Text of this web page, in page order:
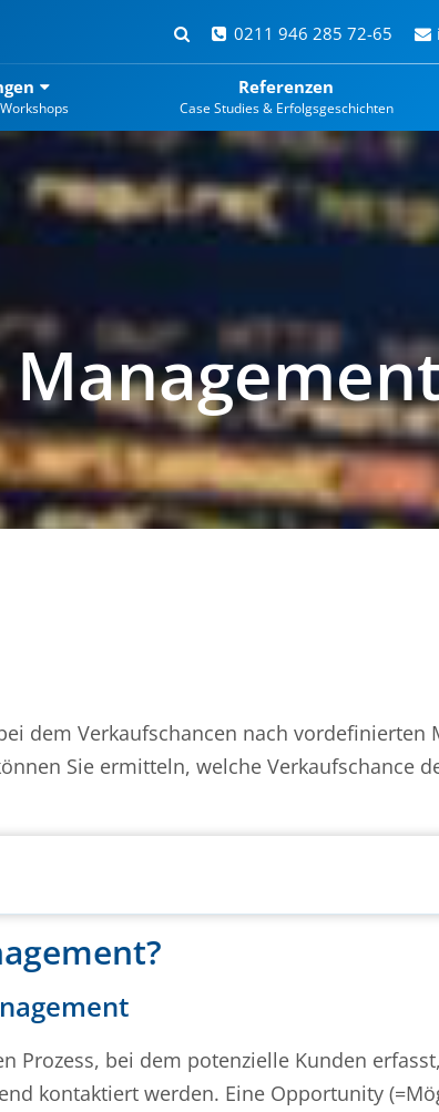
0211 946 285 72-65
Referenzen
Case Studies & Erfolgsgeschichten
dem Verkaufschancen nach vordefinierten
Sie ermitteln, welche Verkaufschance
Prozess, bei dem potenzielle Kunden
kontaktiert werden. Eine Opportunity